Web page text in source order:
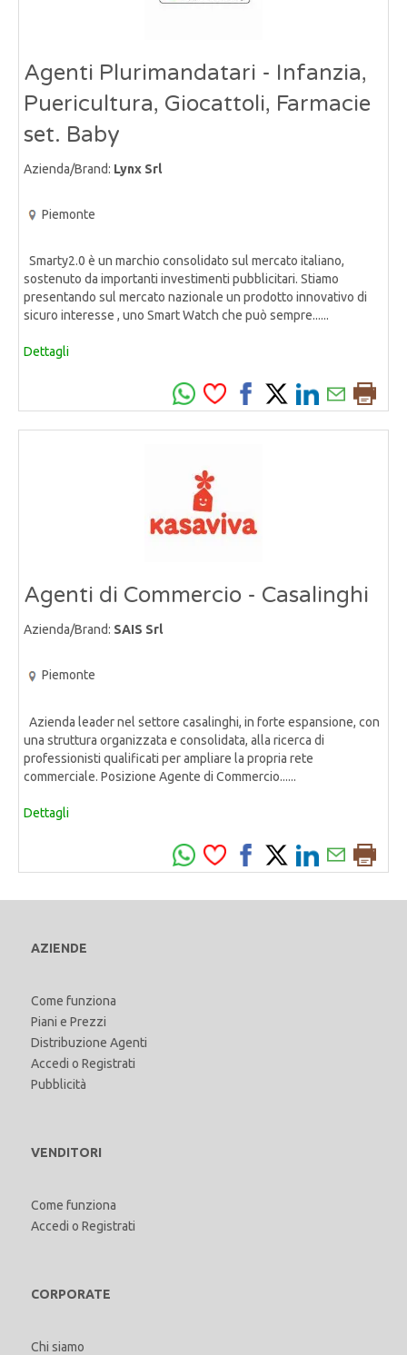
Agenti Plurimandatari - Infanzia,
Puericultura, Giocattoli, Farmacie
set. Baby
Azienda/Brand: Lynx Srl
Piemonte
Smarty2.0 è un marchio consolidato sul mercato italiano,
sostenuto da importanti investimenti pubblicitari. Stiamo
presentando sul mercato nazionale un prodotto innovativo di
sicuro interesse , uno Smart Watch che può sempre......
Dettagli
Agenti di Commercio - Casalinghi
Azienda/Brand: SAIS Srl
Piemonte
Azienda leader nel settore casalinghi, in forte espansione, con
una struttura organizzata e consolidata, alla ricerca di
professionisti qualificati per ampliare la propria rete
commerciale. Posizione Agente di Commercio......
Dettagli
AZIENDE
Come funziona
Piani e Prezzi
Distribuzione Agenti
Accedi o Registrati
Pubblicità
VENDITORI
Come funziona
Accedi o Registrati
CORPORATE
Chi siamo